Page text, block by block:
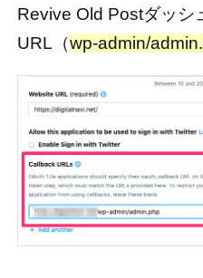
Revive Old Postダッシ
URL（wp-admin/